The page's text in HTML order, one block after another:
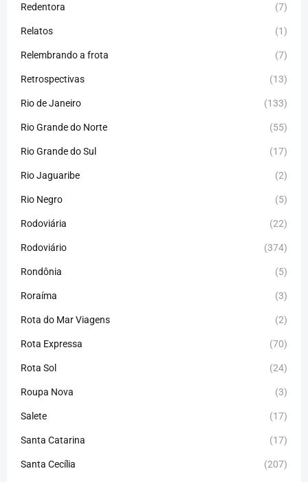
Redentora (7)
Relatos (1)
Relembrando a frota (7)
Retrospectivas (13)
Rio de Janeiro (133)
Rio Grande do Norte (55)
Rio Grande do Sul (17)
Rio Jaguaribe (2)
Rio Negro (5)
Rodoviária (22)
Rodoviário (374)
Rondônia (5)
Roraíma (3)
Rota do Mar Viagens (2)
Rota Expressa (70)
Rota Sol (24)
Roupa Nova (3)
Salete (17)
Santa Catarina (17)
Santa Cecília (207)